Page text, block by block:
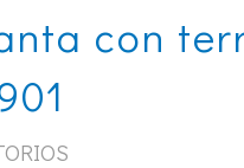
con